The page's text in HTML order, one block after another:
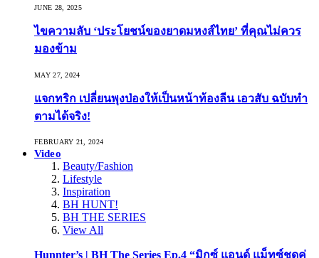
JUNE 28, 2025
ไขความลับ ‘ประโยชน์ของยาดมหงส์ไทย’ ที่คุณไม่ควร
มองข้าม
MAY 27, 2024
แจกทริก เปลี่ยนพุงป่องให้เป็นหน้าท้องลีน เอวสับ ฉบับทำ
ตามได้จริง!
FEBRUARY 21, 2024
Video
Beauty/Fashion
Lifestyle
Inspiration
BH HUNT!
BH THE SERIES
View All
Hunnter’s | BH The Series Ep.4 “มิกซ์ แอนด์ แม็ทซ์ชุดคู่